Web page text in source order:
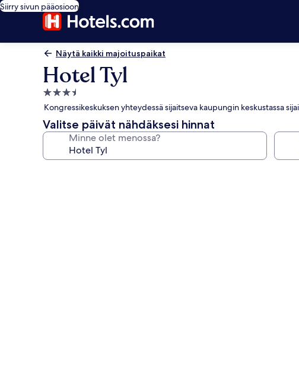
Siirry sivun pääosioon
Näytä kaikki majoituspaikat
Hotel Tyl
3.5
tähden
majoituspaikka
Kongressikeskuksen yhteydessä sijaitseva kaupungin keskustassa
Valitse päivät nähdäksesi hinnat
Minne olet menossa?